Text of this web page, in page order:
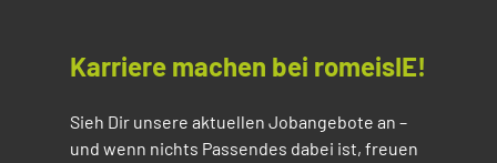
Karriere machen bei romeisIE!
Sieh Dir unsere aktuellen Jobangebote an –
und wenn nichts Passendes dabei ist, freuen